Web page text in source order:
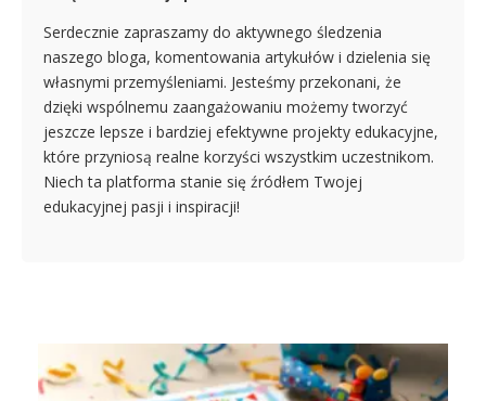
Serdecznie zapraszamy do aktywnego śledzenia
naszego bloga, komentowania artykułów i dzielenia się
własnymi przemyśleniami. Jesteśmy przekonani, że
dzięki wspólnemu zaangażowaniu możemy tworzyć
jeszcze lepsze i bardziej efektywne projekty edukacyjne,
które przyniosą realne korzyści wszystkim uczestnikom.
Niech ta platforma stanie się źródłem Twojej
edukacyjnej pasji i inspiracji!